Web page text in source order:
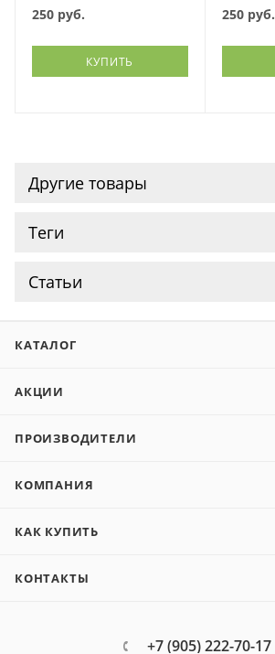
250 руб.
КУПИТЬ
250руб.
Другие товары
Теги
Статьи
КАТАЛОГ
АКЦИИ
ПРОИЗВОДИТЕЛИ
КОМПАНИЯ
КАК КУПИТЬ
КОНТАКТЫ
+7 (905) 222-70-17